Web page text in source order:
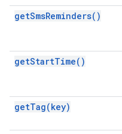
getSmsReminders( )
getStartTime( )
getTag(key)